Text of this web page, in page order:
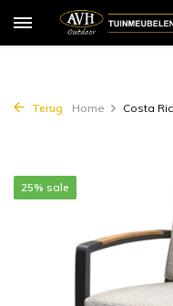
Terug Home Costa
25% sale